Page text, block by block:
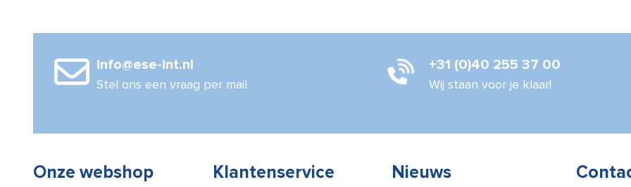
info@ese-int.nl
Stel ons een vraag per mail
+31 (0)40 255 37 00
Wij staan voor je klaar!
Onze webshop Klantenservice Nieuws